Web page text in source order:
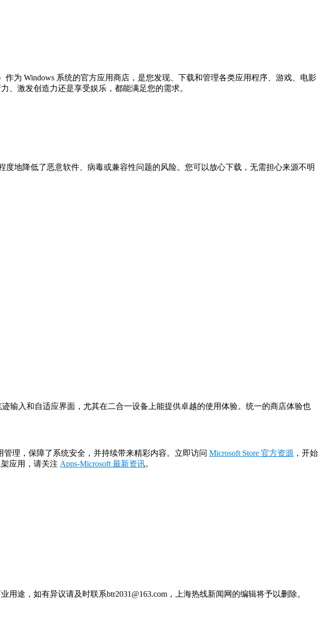
作为 Windows 系统的官方应用商店，是您发现、下载和管理各类应用程序、游戏、电影
、激发创造力还是享受娱乐，都能满足您的需求。
地降低了恶意软件、病毒或兼容性问题的风险。您可以放心下载，无需担心来源不明
输入和自适应界面，尤其在二合一设备上能提供卓越的使用体验。统一的商店体验也
理，保障了系统安全，并持续带来精彩内容。立即访问 Microsoft Store 官方资源 ，开始
应用，请关注 Apps-Microsoft 最新资讯。
途，如有异议请及时联系btr2031@163.com，上海热线新闻网的编辑将予以删除。